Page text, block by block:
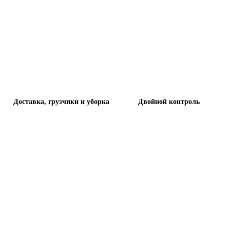
Доставка, грузчики и уборка Двойной контроль